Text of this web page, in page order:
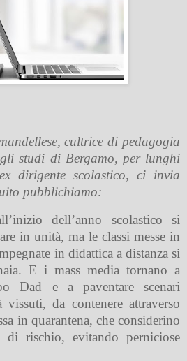
cultrice di pedagogia
studi di Bergamo, per lunghi
dirigente scolastico, ci invia
pubblichiamo:
dell’anno scolastico si
in unità, ma le classi messe in
in didattica a distanza si
E i mass media tornano a
Dad e a paventare scenari
da contenere attraverso
in quarantena, che considerino
rischio, evitando perniciose